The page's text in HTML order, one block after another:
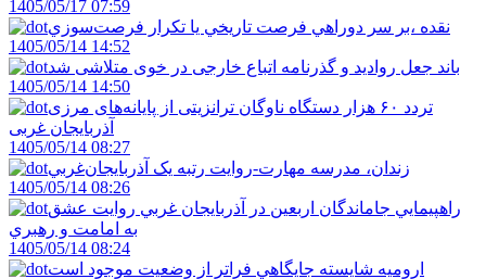
1405/05/17 07:59
نقده ،بر سر دوراهي فرصت تاريخي يا تکرار فرصت‌سوزي
1405/05/14 14:52
باند جعل روادید و گذرنامه اتباع خارجی در خوی متلاشی شد
1405/05/14 14:50
تردد ۶۰ هزار دستگاه ناوگان ترانزیتی از پایانه‌های مرزی
آذربایجان ‌غربی
1405/05/14 08:27
زندان، مدرسه مهارت-روايت رتبه يک آذربايجان‌غربي
1405/05/14 08:26
راهپيمايي جاماندگان اربعين در آذربايجان غربي روايت عشق
به امامت و رهبري
1405/05/14 08:24
اروميه شايسته جايگاهي فراتر از وضعيت موجود است